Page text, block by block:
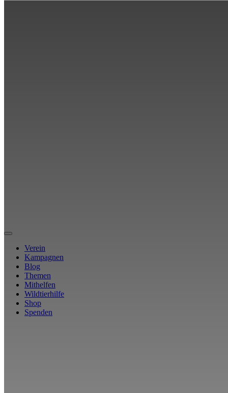
Verein
Kampagnen
Blog
Themen
Mithelfen
Wildtierhilfe
Shop
Spenden